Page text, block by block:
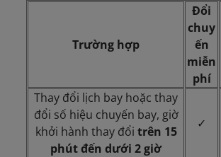
Trường hợp
Đổi
chuy
ến
miễn
phí
Thay đổi lịch bay hoặc thay
đổi số hiệu chuyến bay, giờ
khởi hành thay đổi trên 15
phút đến dưới 2 giờ
✓